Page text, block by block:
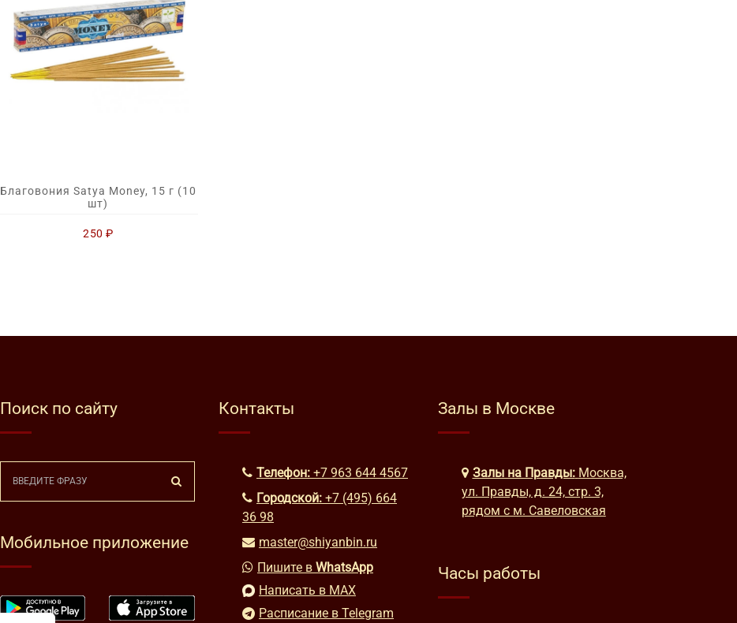
Благовония Satya Money, 15 г (10
шт)
250 ₽
Поиск по сайту
Мобильное приложение
Контакты
Телефон: +7 963 644 4567
Городской: +7 (495) 664
36 98
master@shiyanbin.ru
Пишите в WhatsApp
Написать в MAX
Расписание в Telegram
Залы в Москве
Залы на Правды: Москва,
ул. Правды, д. 24, стр. 3,
рядом с м. Савеловская
Часы работы